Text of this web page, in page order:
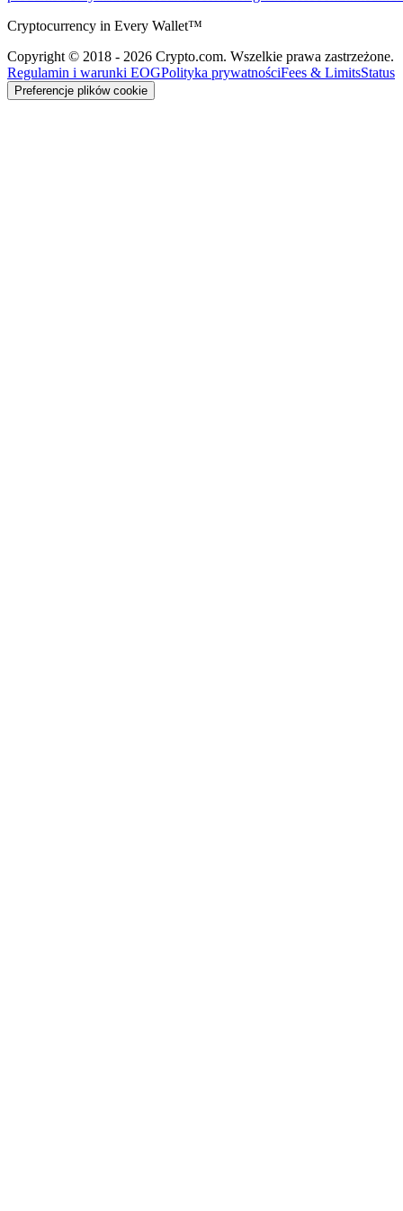
Cryptocurrency in Every Wallet™
Copyright © 2018 - 2026 Crypto.com. Wszelkie prawa zastrzeżone.
Regulamin i warunki EOGPolityka prywatnościFees & LimitsStatus
Preferencje plików cookie